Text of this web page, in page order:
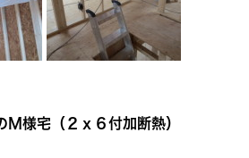
Ｍ様宅（２ｘ６付加断熱）